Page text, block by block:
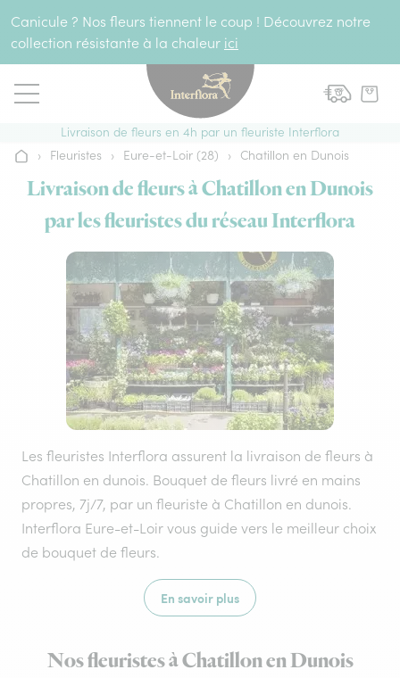
Canicule ? Nos fleurs tiennent le coup ! Découvrez notre
collection résistante à la chaleur ici
Livraison de fleurs en 4h par un fleuriste Interflora
Accueil
› Fleuristes › Eure-et-Loir (28) › Chatillon en Dunois
Livraison de fleurs à Chatillon en Dunois
par les fleuristes du réseau Interflora
Les fleuristes Interflora assurent la livraison de fleurs à
Chatillon en dunois. Bouquet de fleurs livré en mains
propres, 7j/7, par un fleuriste à Chatillon en dunois.
Interflora Eure-et-Loir vous guide vers le meilleur choix
de bouquet de fleurs.
En savoir plus
Nos fleuristes à Chatillon en Dunois